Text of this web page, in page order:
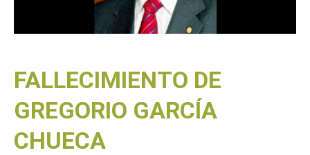
FALLECIMIENTO DE
GREGORIO GARCÍA
CHUECA